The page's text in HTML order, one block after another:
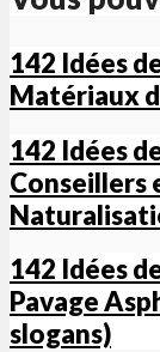
142 Idées
Matériaux
142 Idées
Conseillers
142 Idées
Pavage
slogans)